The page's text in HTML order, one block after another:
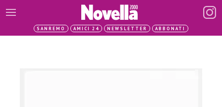
SANREMO AMICI 24 NEWSLETTER ABBONATI